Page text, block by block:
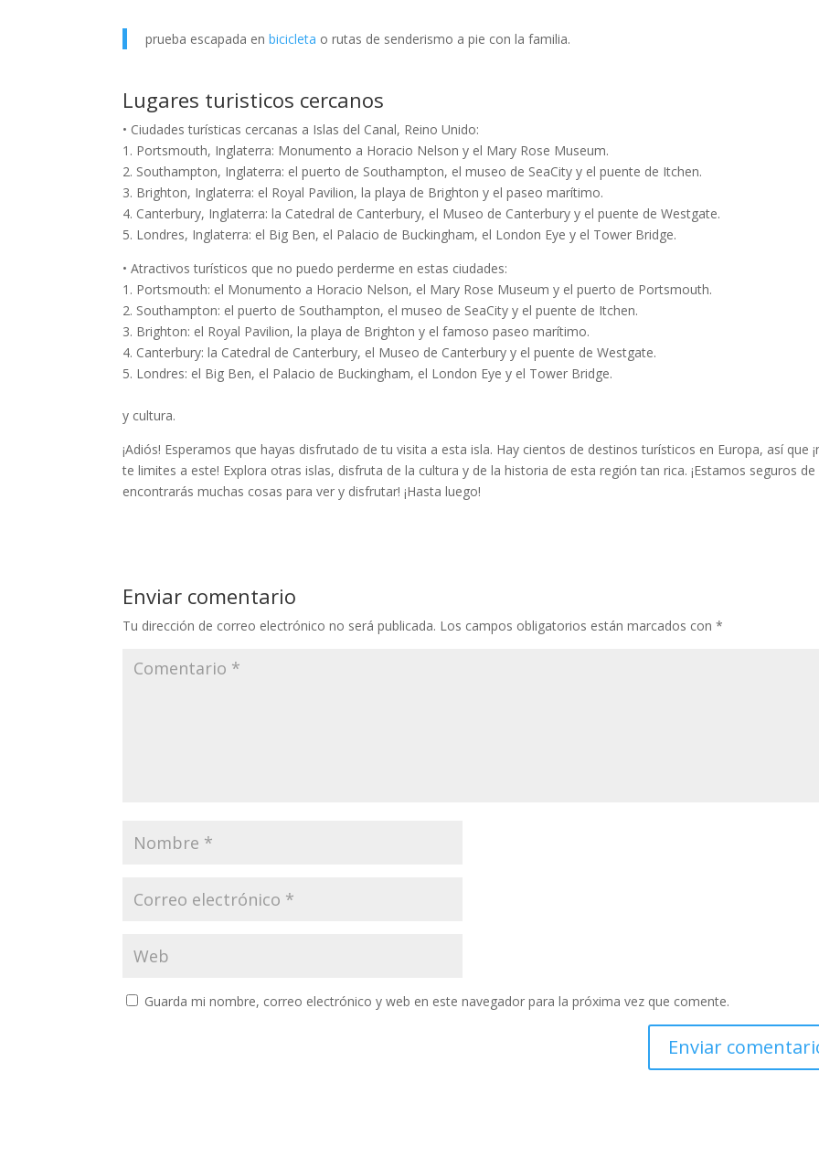
prueba escapada enbicicleta o rutas de senderismo a pie con la familia.
Lugares turisticos cercanos
• Ciudades turísticas cercanas a Islas del Canal, Reino Unido:
1. Portsmouth, Inglaterra: Monumento a Horacio Nelson y el Mary Rose Museum.
2. Southampton, Inglaterra: el puerto de Southampton, el museo de SeaCity y el puente de Itchen.
3. Brighton, Inglaterra: el Royal Pavilion, la playa de Brighton y el paseo marítimo.
4. Canterbury, Inglaterra: la Catedral de Canterbury, el Museo de Canterbury y el puente de Westgate.
5. Londres, Inglaterra: el Big Ben, el Palacio de Buckingham, el London Eye y el Tower Bridge.
• Atractivos turísticos que no puedo perderme en estas ciudades:
1. Portsmouth: el Monumento a Horacio Nelson, el Mary Rose Museum y el puerto de Portsmouth.
2. Southampton: el puerto de Southampton, el museo de SeaCity y el puente de Itchen.
3. Brighton: el Royal Pavilion, la playa de Brighton y el famoso paseo marítimo.
4. Canterbury: la Catedral de Canterbury, el Museo de Canterbury y el puente de Westgate.
5. Londres: el Big Ben, el Palacio de Buckingham, el London Eye y el Tower Bridge.
y cultura.
¡Adiós! Esperamos que hayas disfrutado de tu visita a esta isla. Hay cientos de destinos turísticos en Europa, así que
te limites a este! Explora otras islas, disfruta de la cultura y de la historia de esta región tan rica. ¡Estamos seguros de
encontrarás muchas cosas para ver y disfrutar! ¡Hasta luego!
Enviar comentario
Tu dirección de correo electrónico no será publicada. Los campos obligatorios están marcados con*
Guarda mi nombre, correo electrónico y web en este navegador para la próxima vez que comente.